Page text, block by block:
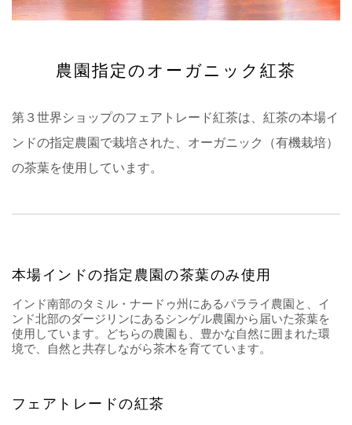
農園指定のオーガニック紅茶
第３世界ショップのフェアトレード紅茶は、紅茶の本場イ
ンドの指定農園で栽培された、オーガニック（有機栽培）
の茶葉を使用しています。
本場インドの指定農園の茶葉のみ使用
インド南部のタミル・ナードゥ州にあるパラライ農園と、イ
ンド北部のダージリンにあるシンゲル農園から届いた茶葉を
使用しています。どちらの農園も、豊かな自然に囲まれた環
境で、自然と共存しながら茶木を育てています。
フェアトレードの紅茶